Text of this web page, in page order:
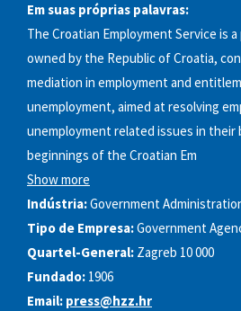
Em suas próprias palavras:
The Croatian Employment Service is
owned by the Republic of Croatia,
mediation in employment and
unemployment, aimed at resolving
unemployment related issues in their
beginnings of the Croatian Em
Show more
Indústria:Government
Tipo de Empresa:Government
Quartel-General: Zagreb 10 000
Fundado: 1906
Email: press@hzz.hr